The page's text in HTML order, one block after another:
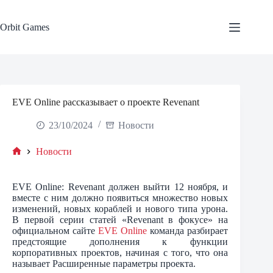
content
Orbit Games
EVE Online рассказывает о проекте Revenant
23/10/2024 Новости
Новости
EVE Online: Revenant должен выйти 12 ноября, и
вместе с ним должно появиться множество новых
изменений, новых кораблей и нового типа урона.
В первой серии статей «Revenant в фокусе» на
официальном сайте EVE Online команда разбирает
предстоящие дополнения к функции
корпоративных проектов, начиная с того, что она
называет Расширенные параметры проекта.